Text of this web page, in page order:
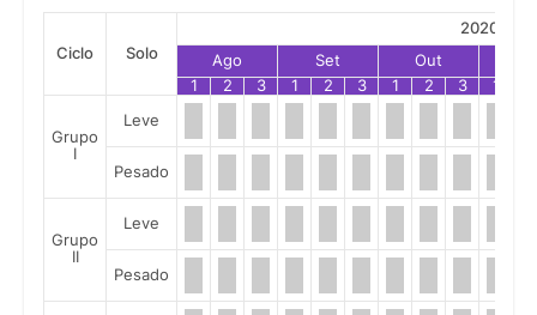
Ciclo Solo
2020
Ago
Set Out
1
2 3 1 2 3 1 2 3 1
Grupo
I
Leve
Pesado
Grupo
II
Leve
Pesado